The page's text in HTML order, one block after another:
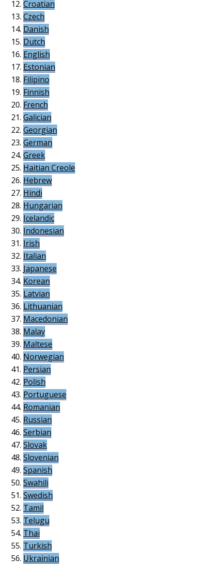
Croatian
Czech
Danish
Dutch
English
Estonian
Filipino
Finnish
French
Galician
Georgian
German
Greek
Haitian Creole
Hebrew
Hindi
Hungarian
Icelandic
Indonesian
Irish
Italian
Japanese
Korean
Latvian
Lithuanian
Macedonian
Malay
Maltese
Norwegian
Persian
Polish
Portuguese
Romanian
Russian
Serbian
Slovak
Slovenian
Spanish
Swahili
Swedish
Tamil
Telugu
Thai
Turkish
Ukrainian